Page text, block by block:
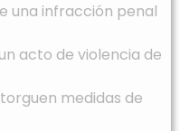
una infracción penal
acto de violencia de
medidas de